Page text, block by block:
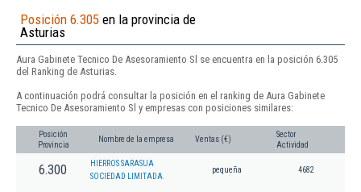
Posición 6.305 en la provincia de
Asturias
Aura Gabinete Tecnico De Asesoramiento Sl se encuentra en la posición 6.305
del Ranking de Asturias.
A continuación podrá consultar la posición en el ranking de Aura Gabinete
Tecnico De Asesoramiento Sl y empresas con posiciones similares:
Posición
Provincia
Nombre de la empresa Ventas (€)
Sector
Actividad
6.300
HIERROS SARASUA
SOCIEDAD LIMITADA.
pequeña 4682